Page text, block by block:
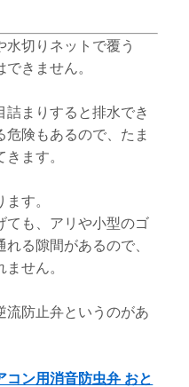
水切りネットで覆う
きません。
詰まりすると排水でき
険もあるので、たま
ます。
す。
ても、アリや小型のゴ
る隙間があるので、
せん。
流防止弁というのがあ
コン用消音防虫弁 おと